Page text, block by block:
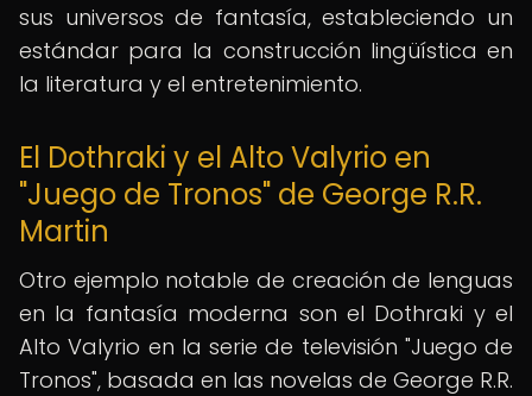
sus universos de fantasía, estableciendo un
estándar para la construcción lingüística en
la literatura y el entretenimiento.
El Dothraki y el Alto Valyrio en
"Juego de Tronos" de George R.R.
Martin
Otro ejemplo notable de creación de lenguas
en la fantasía moderna son el Dothraki y el
Alto Valyrio en la serie de televisión "Juego de
Tronos", basada en las novelas de George R.R.